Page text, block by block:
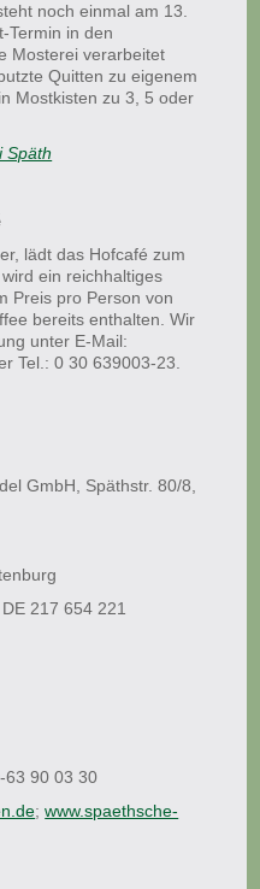
noch einmal am 13.
Termin in den
Mosterei verarbeitet
Quitten zu eigenem
Mostkisten zu 3, 5 oder
Späth
lädt das Hofcafé zum
ein reichhaltiges
Preis pro Person von
bereits enthalten. Wir
unter E-Mail:
Tel.: 0 30 639003-23.
GmbH, Späthstr. 80/8,
217 654 221
63 90 03 30
;www.spaethsche-